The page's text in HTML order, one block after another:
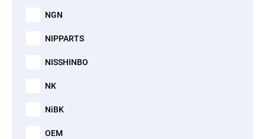
NGN
NIPPARTS
NISSHINBO
NK
NiBK
OEM